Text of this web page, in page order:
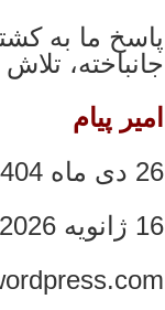
پاسخ ما به
جانباخته،
امیر پیام
26 دی ماه 1404
16 ژانویه 2026